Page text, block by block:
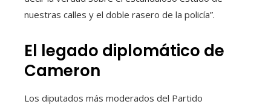
nuestras calles y el doble rasero de la policía”.
El legado diplomático de
Cameron
Los diputados más moderados del Partido